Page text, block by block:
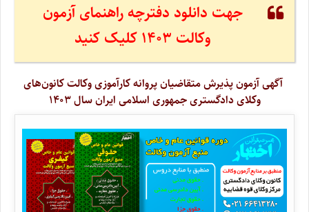
جهت دانلود دفترچه راهنمای آزمون
وکالت ۱۴۰۳ کلیک کنید
آگهی آزمون پذیرش متقاضیان پروانه کارآموزی وکالت کانون‌های
وکلای دادگستری جمهوری اسلامی ایران سال ۱۴۰۳